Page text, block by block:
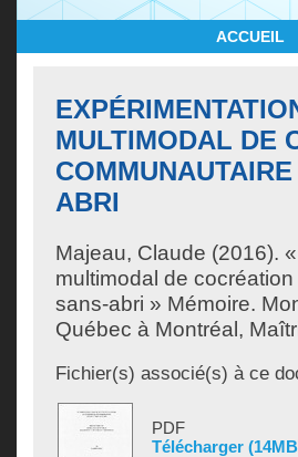
ACCUEIL
MULTIMODAL DE
ABRI
Majeau, Claude (2016).
multimodal de
sans-abri » Mémoire.
Québec à Montréal,
Fichier(s) associé(s) à ce
PDF
Télécharger